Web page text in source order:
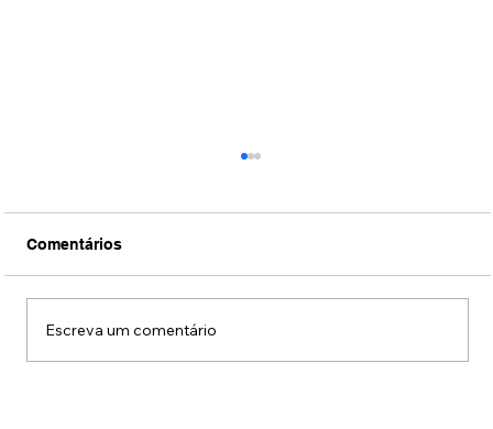
Comentários
Escreva um comentário